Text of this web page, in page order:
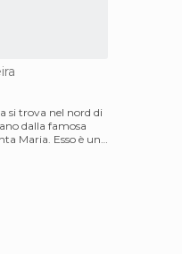
si trova nel nord di
dalla famosa
Esso è una